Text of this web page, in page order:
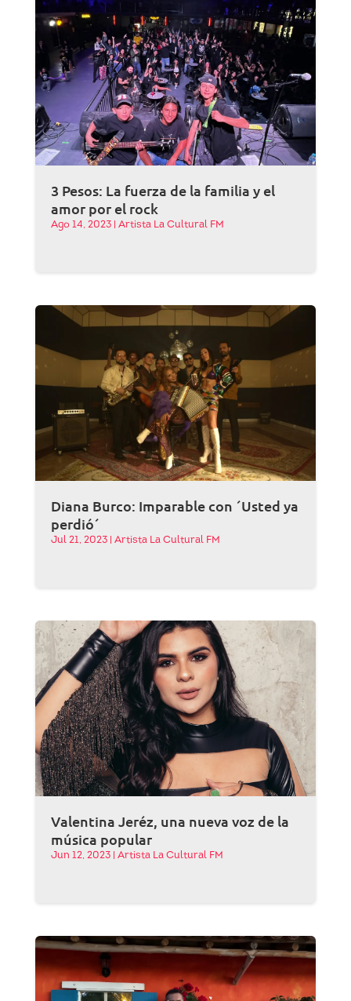
3 Pesos: La fuerza de la familia y el
amor por el rock
Ago 14, 2023| Artista La Cultural FM
Diana Burco: Imparable con ´Usted ya
perdió´
Jul 21, 2023| Artista La Cultural FM
Valentina Jeréz, una nueva voz de la
música popular
Jun 12, 2023| Artista La Cultural FM